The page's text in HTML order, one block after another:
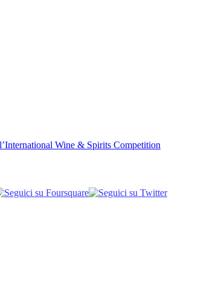
Wine & Spirits Competition